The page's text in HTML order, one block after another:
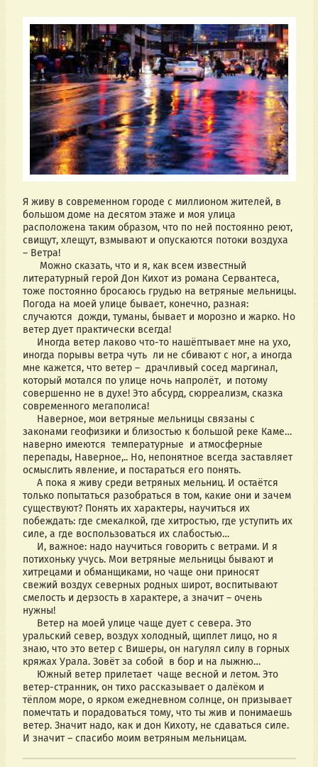
Я живу в современном городе с миллионом жителей, в
большом доме на десятом этаже и моя улица
расположена таким образом, что по ней постоянно реют,
свищут, хлещут, взмывают и опускаются потоки воздуха
– Ветра!
литературный герой Дон Кихот из романа Сервантеса,
тоже постоянно бросаюсь грудью на ветряные мельницы.
Погода на моей улице бывает, конечно, разная:
случаются  дожди, туманы, бывает и морозно и жарко. Но
ветер дует практически всегда!
иногда порывы ветра чуть  ли не сбивают с ног, а иногда
мне кажется, что ветер –  драчливый сосед маргинал,
который мотался по улице ночь напролёт,  и потому
совершенно не в духе! Это абсурд, сюрреализм, сказка
современного мегаполиса!
законами геофизики и близостью к большой реке Каме…
наверно имеются  температурные  и атмосферные
перепады, Наверное,.. Но, непонятное всегда заставляет
осмыслить явление, и постараться его понять.
только попытаться разобраться в том, какие они и зачем
существуют? Понять их характеры, научиться их
побеждать: где смекалкой, где хитростью, где уступить их
силе, а где воспользоваться их слабостью…
потихоньку учусь. Мои ветряные мельницы бывают и
хитрецами и обманщиками, но чаще они приносят
свежий воздух северных родных широт, воспитывают
смелость и дерзость в характере, а значит – очень
нужны!
уральский север, воздух холодный, щиплет лицо, но я
знаю, что это ветер с Вишеры, он нагулял силу в горных
кряжах Урала. Зовёт за собой  в бор и на лыжню…
ветер-странник, он тихо рассказывает о далёком и
тёплом море, о ярком ежедневном солнце, он призывает
помечтать и порадоваться тому, что ты жив и понимаешь
ветер. Значит надо, как и дон Кихоту, не сдаваться силе.
И значит – спасибо моим ветряным мельницам.